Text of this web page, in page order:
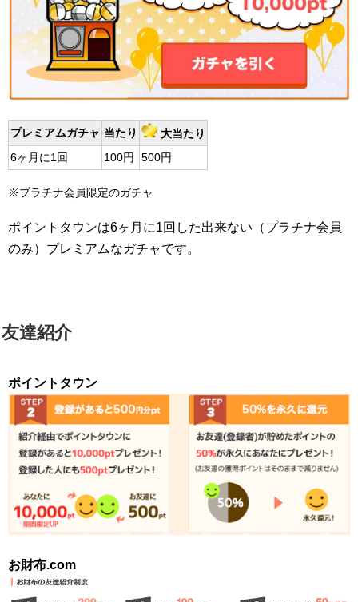
プレミアムガチャ 当たり
大当たり
6ヶ月に1回
100円 500円
※プラチナ会員限定のガチャ
ポイントタウンは6ヶ月に1回した出来ない（プラチナ会員
のみ）プレミアムなガチャです。
友達紹介
ポイントタウン
お財布.com